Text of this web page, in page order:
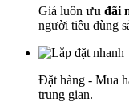
Giá luôn ưu đãi
người tiêu dùng
Đặt hàng - Mua
trung gian.